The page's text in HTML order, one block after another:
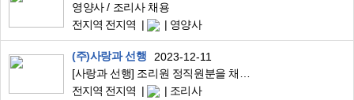
영양사 / 조리사 채용
전지역 전지역
영양사
(주)사랑과 선행
2023-12-11
[사랑과 선행] 조리원 정직원분을 채용합니다
전지역 전지역
조리사